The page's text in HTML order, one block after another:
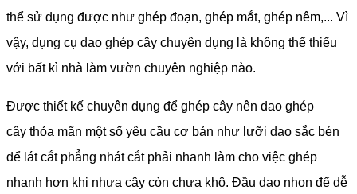
thể sử dụng được như ghép đoạn, ghép mắt, ghép nêm,... Vì
vậy, dụng cụ dao ghép cây chuyên dụng là không thể thiếu
với bất kì nhà làm vườn chuyên nghiệp nào.
Được thiết kế chuyên dụng để ghép cây nên dao ghép
cây thỏa mãn một số yêu cầu cơ bản như lưỡi dao sắc bén
để lát cắt phẳng nhát cắt phải nhanh làm cho việc ghép
nhanh hơn khi nhựa cây còn chưa khô. Đầu dao nhọn để dễ